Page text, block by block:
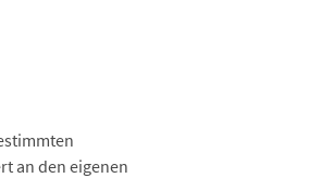
an den eigenen